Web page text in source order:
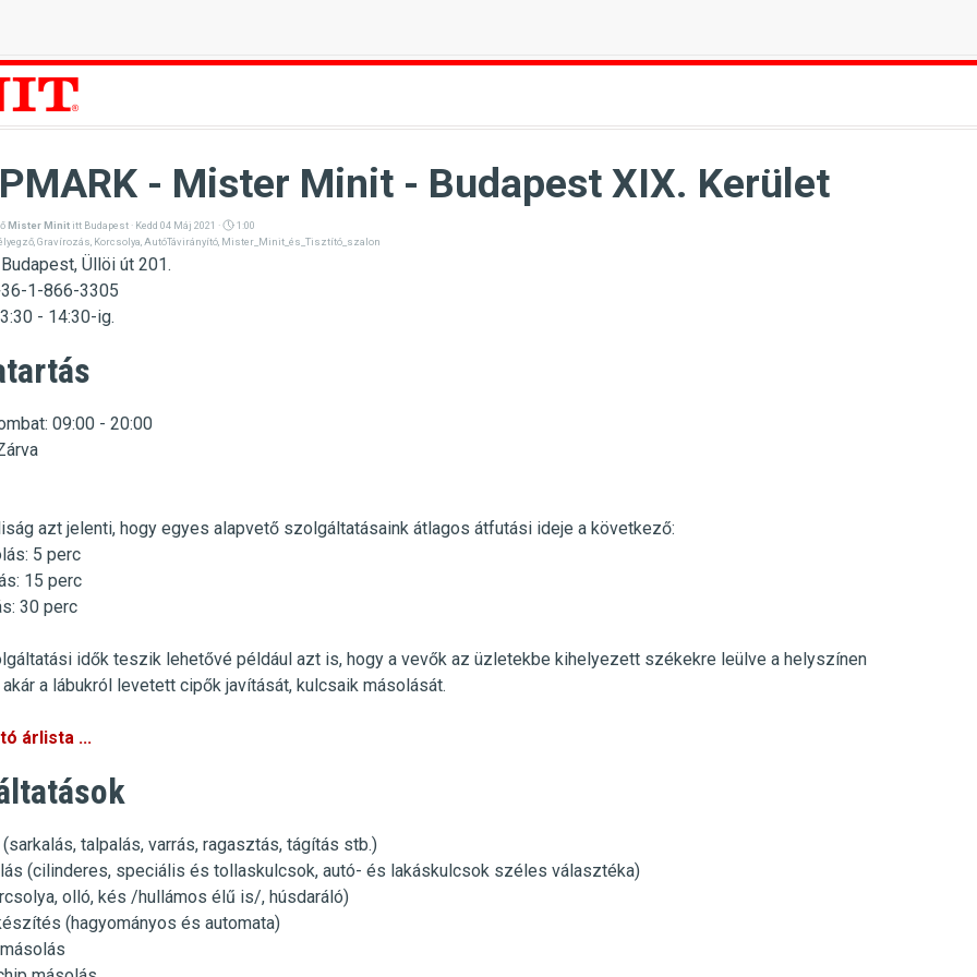
- Mister Minit - Budapest XIX. Kerület
Mister Minit itt Budapest · Kedd 04 Máj 2021 ·
1:00
Gravírozás Korcsolya AutóTávirányító Mister_Minit_és_Tisztító_szalon
Üllöi út 201.
1-866-3305
- 14:30-ig.
09:00 - 20:00
azt jelenti, hogy egyes alapvető szolgáltatásaink átlagos átfutási ideje a következő:
: 5 perc
: 15 perc
: 30 perc
idők teszik lehetővé például azt is, hogy a vevők az üzletekbe kihelyezett székekre leülve a helyszínen
a lábukról levetett cipők javítását, kulcsaik másolását.
árlista ...
talpalás, varrás, ragasztás, tágítás stb.)
(cilinderes, speciális és tollaskulcsok, autó- és lakáskulcsok széles választéka)
olló, kés /hullámos élű is/, húsdaráló)
(hagyományos és automata)